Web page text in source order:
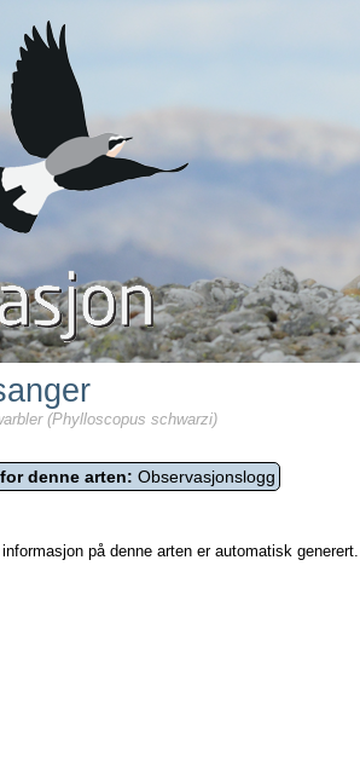
(Phylloscopus schwarzi)
denne arten: Observasjonslogg
på denne arten er automatisk generert.